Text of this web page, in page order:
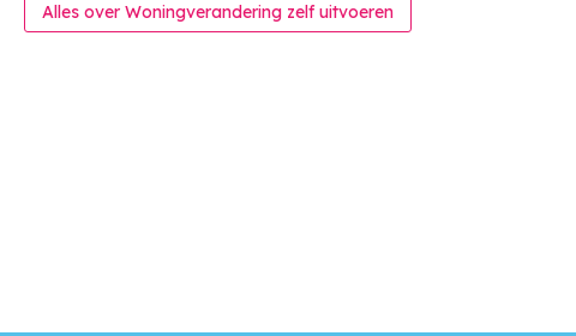
Alles over Woningverandering zelf uitvoeren